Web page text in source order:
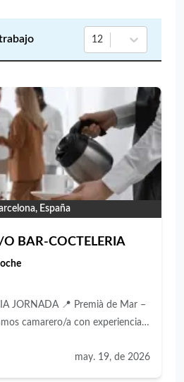
12
España
BAR-COCTELERIA
JORNADA 📍 Premià de Mar –
en sala y terraza. Toma de
may. 19, de 2026